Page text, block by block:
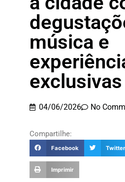
música e
exclusivas
04/06/2026 No
Compartilhe:
Facebook Twitter
Imprimir